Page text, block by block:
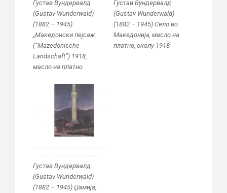
Густав Вундервалд
(Gustav Wunderwald)
(1882 – 1945)
„Македонски пејсаж
(“Mazedonische
Landschaft”) 1918,
масло на платно
Густав Вундервалд
(Gustav Wunderwald)
(1882 – 1945) Село во
Македонија, масло на
платно, околу 1918
Густав Вундервалд
(Gustav Wunderwald)
(1882 – 1945) Џамија,